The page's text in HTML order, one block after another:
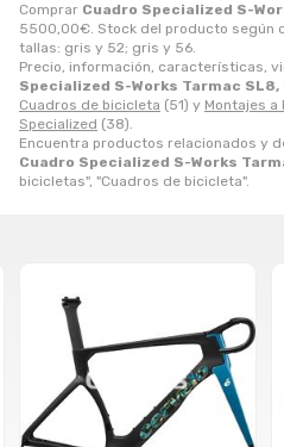
Comprar Cuadro Specialized S-
5500,00€. Stock del producto según
tallas: gris y 52; gris y 56.
Precio, información, características,
Specialized S-Works Tarmac SL8,
Cuadros de bicicleta (51) y Montajes a
Specialized (38).
Encuentra productos relacionados y
Cuadro Specialized S-Works
bicicletas", "Cuadros de bicicleta".